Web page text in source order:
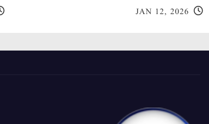
JAN 12, 2026